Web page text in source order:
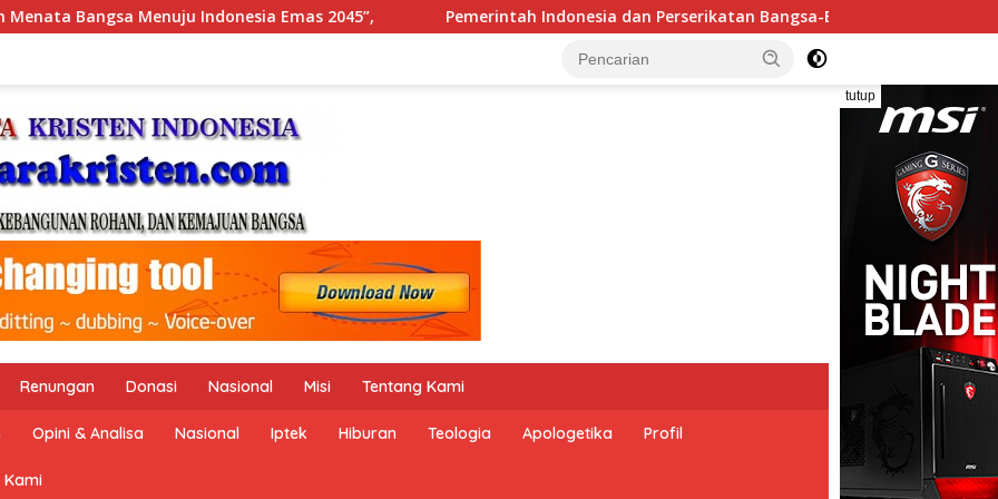
2045”, Pemerintah Indonesia dan Perserikatan Bangsa-Bangsa Peringati Hari Dunia Anti Perdagangan Orang
tutup
Renungan Donasi Nasional Misi Tentang Kami
Opini & Analisa Nasional Iptek Hiburan Teologia Apologetika Profil
Kami